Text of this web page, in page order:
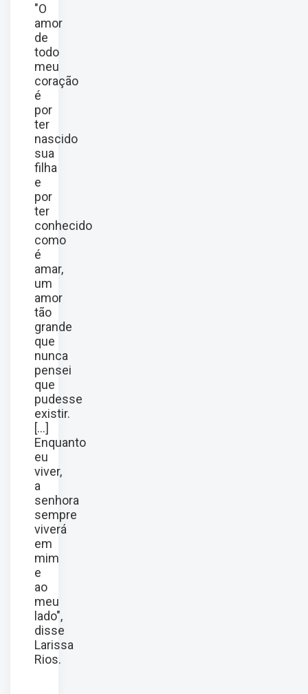
"O
amor
de
todo
meu
coração
é
por
ter
nascido
sua
filha
e
por
ter
conhecido
como
é
amar,
um
amor
tão
grande
que
nunca
pensei
que
pudesse
existir.
[...]
Enquanto
eu
viver,
a
senhora
sempre
viverá
em
mim
e
ao
meu
lado",
disse
Larissa
Rios.